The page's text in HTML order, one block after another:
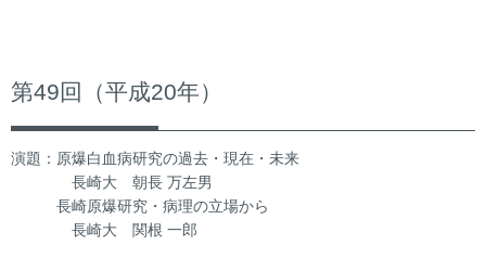
第49回（平成20年）
演題：原爆白血病研究の過去・現在・未来
長崎大 朝長 万左男
長崎原爆研究・病理の立場から
長崎大 関根 一郎